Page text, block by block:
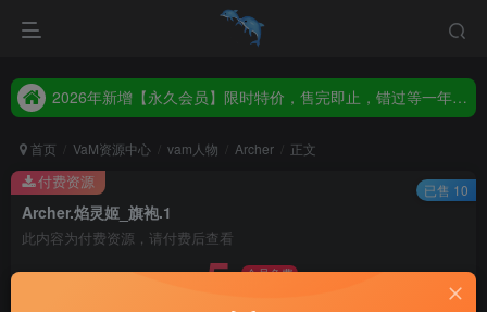
2026年新增【永久会员】限时特价，售完即止，错过等一年！！！
2026年新增【永久会员】限时特价，售完即止，错过等一年！！！
首页 VaM资源中心 vam人物 Archer 正文
Archer.焰灵姬_旗袍.1
此内容为付费资源，请付费后查看
5 会员免费
付费资源 已售 10